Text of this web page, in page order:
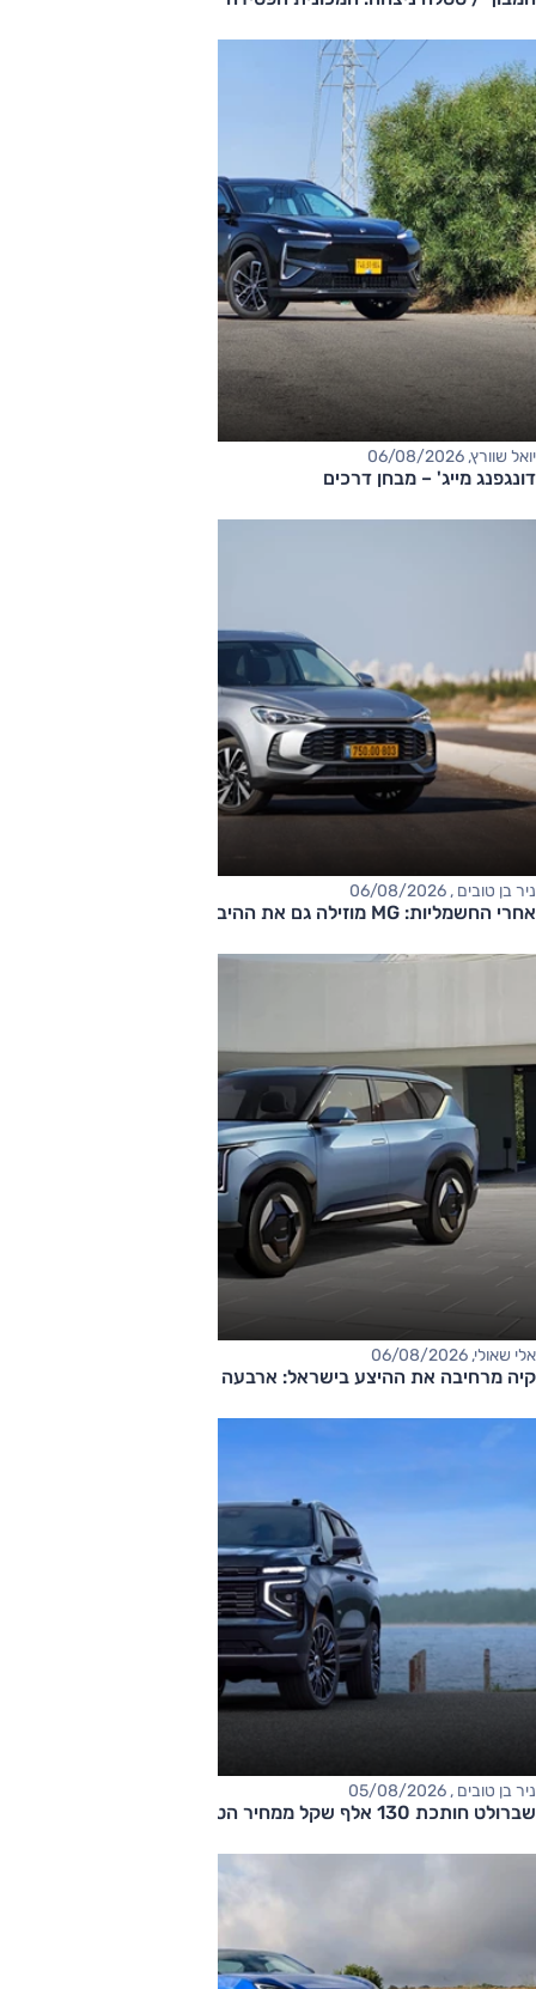
יואל שוורץ, 06/08/2026
דונגפנג מייג' – מבחן דרכים
ניר בן טובים , 06/08/2026
אחרי החשמליות: MG מוזילה גם את ההיברידיות
אלי שאולי, 06/08/2026
קיה מרחיבה את ההיצע בישראל: ארבעה דגמים חדשים בדרך
ניר בן טובים , 05/08/2026
שברולט חותכת 130 אלף שקל ממחיר הטאהו